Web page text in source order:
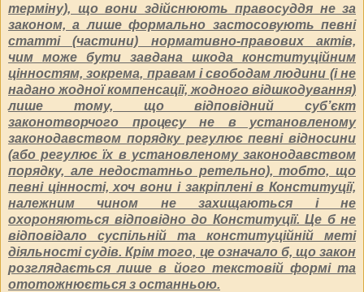
терміну), що вони здійснюють правосуддя не за
законом, а лише формально застосовують певні
статті (частини) нормативно-правових актів,
чим може бути завдана шкода конституційним
цінностям, зокрема, правам і свободам людини (і не
надано жодної компенсації, жодного відшкодування)
лише тому, що відповідний суб’єкт
законотворчого процесу не в установленому
законодавством порядку регулює певні відносини
(або регулює їх в установленому законодавством
порядку, але недостатньо ретельно), тобто, що
певні цінності, хоч вони і закріплені в Конституції,
належним чином не захищаються і не
охороняються відповідно до Конституції. Це б не
відповідало суспільній та конституційній меті
діяльності судів. Крім того, це означало б, що закон
розглядається лише в його текстовій формі та
ототожнюється з останньою.